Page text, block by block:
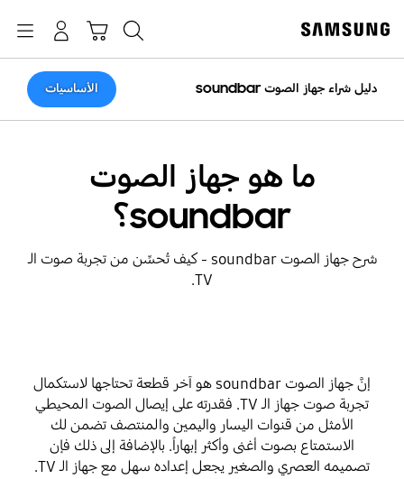
دليل شراء جهاز الصوت soundbar الأساسيات
ما هو جهاز الصوت
soundbar؟
شرح جهاز الصوت soundbar - كيف تُحسِّن من تجربة صوت الـ
TV.
إنَّ جهاز الصوت soundbar هو آخر قطعة تحتاجها لاستكمال
تجربة صوت جهاز الـ TV. فقدرته على إيصال الصوت المحيطي
الأمثل من قنوات اليسار واليمين والمنتصف تضمن لك
الاستمتاع بصوت أغنى وأكثر إبهاراً. بالإضافة إلى ذلك فإن
تصميمه العصري والصغير يجعل إعداده سهل مع جهاز الـ TV.